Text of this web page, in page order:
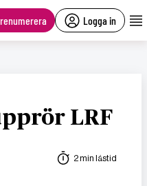
Logga in
LRF
2 min lästid